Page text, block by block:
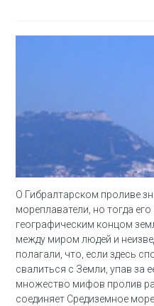
О Гибралтарском проливе
мореплаватели, но тогда
географическим концом
между миром людей и
полагали, что, если здесь
свалиться с Земли, упав за
множество мифов пролив
соединяет Средиземное